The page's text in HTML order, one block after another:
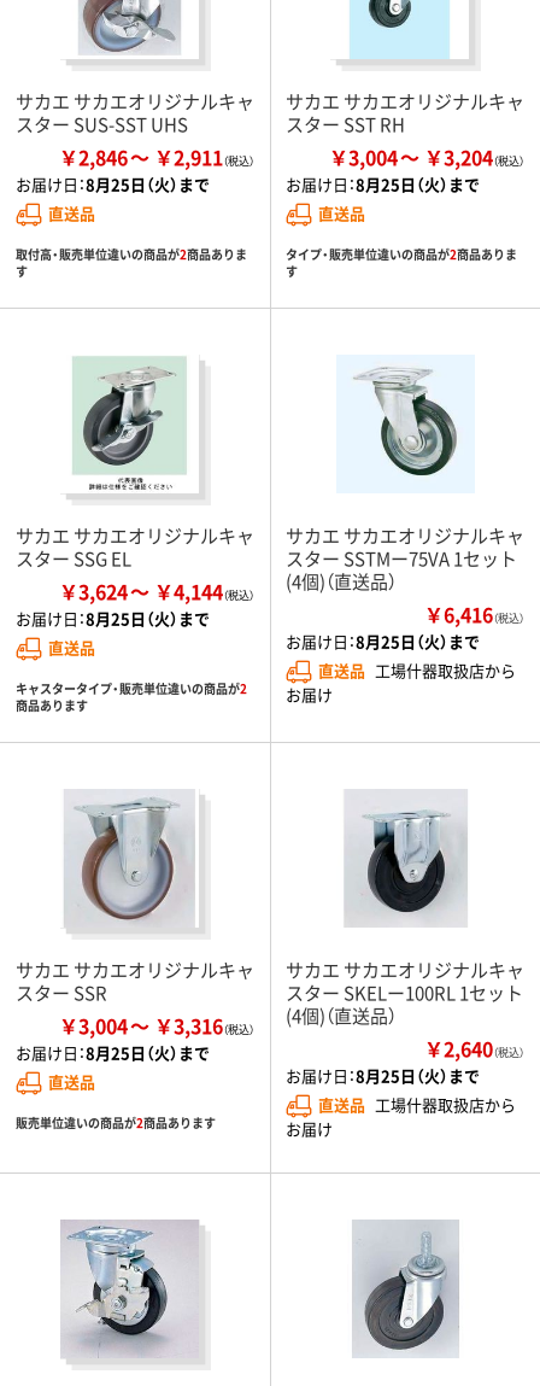
サカエ サカエオリジナルキャ
スター SUS-SST UHS
￥2,846 ￥2,911
お届け日：8月25日（火）まで
直送品
取付高・販売単位違いの商品が2商品ありま
す
サカエ サカエオリジナルキャ
スター SST RH
￥3,004 ￥3,204
お届け日：8月25日（火）まで
直送品
タイプ・販売単位違いの商品が2商品ありま
す
サカエ サカエオリジナルキャ
スター SSG EL
￥3,624 ￥4,144
お届け日：8月25日（火）まで
直送品
キャスタータイプ・販売単位違いの商品が2
商品あります
サカエ サカエオリジナルキャ
スター SSTMー75VA 1セット
(4個)（直送品）
￥6,416（税込）
お届け日：8月25日（火）まで
直送品 工場什器取扱店から
お届け
サカエ サカエオリジナルキャ
スター SSR
￥3,004 ￥3,316
お届け日：8月25日（火）まで
直送品
販売単位違いの商品が2商品あります
サカエ サカエオリジナルキャ
スター SKELー100RL 1セット
(4個)（直送品）
￥2,640（税込）
お届け日：8月25日（火）まで
直送品 工場什器取扱店から
お届け